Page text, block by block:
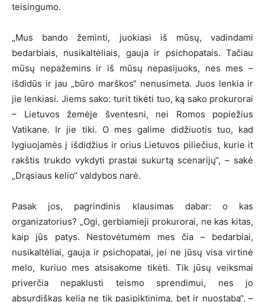
teisingumo.
„Mus bando žeminti, juokiasi iš mūsų, vadindami
bedarbiais, nusikaltėliais, gauja ir psichopatais. Tačiau
mūsų nepažemins ir iš mūsų nepasijuoks, nes mes –
išdidūs ir jau „būro marškos“ nenusimeta. Juos lenkia ir
jie lenkiasi. Jiems sako: turit tikėti tuo, ką sako prokurorai
– Lietuvos žemėje šventesni, nei Romos popiežius
Vatikane. Ir jie tiki. O mes galime didžiuotis tuo, kad
lygiuojamės į išdidžius ir orius Lietuvos piliečius, kurie it
rakštis trukdo vykdyti prastai sukurtą scenarijų“, – sakė
„Drąsiaus kelio“ valdybos narė.
Pasak jos, pagrindinis klausimas dabar: o kas
organizatorius? „Ogi, gerbiamieji prokurorai, ne kas kitas,
kaip jūs patys. Nestovėtumėm mes čia – bedarbiai,
nusikaltėliai, gauja ir psichopatai, jei ne jūsų visa virtinė
melo, kuriuo mes atsisakome tikėti. Tik jūsų veiksmai
priverčia nepaklusti teismo sprendimui, nes jo
absurdiškas kelia ne tik pasipiktinimą, bet ir nuostabą“, –